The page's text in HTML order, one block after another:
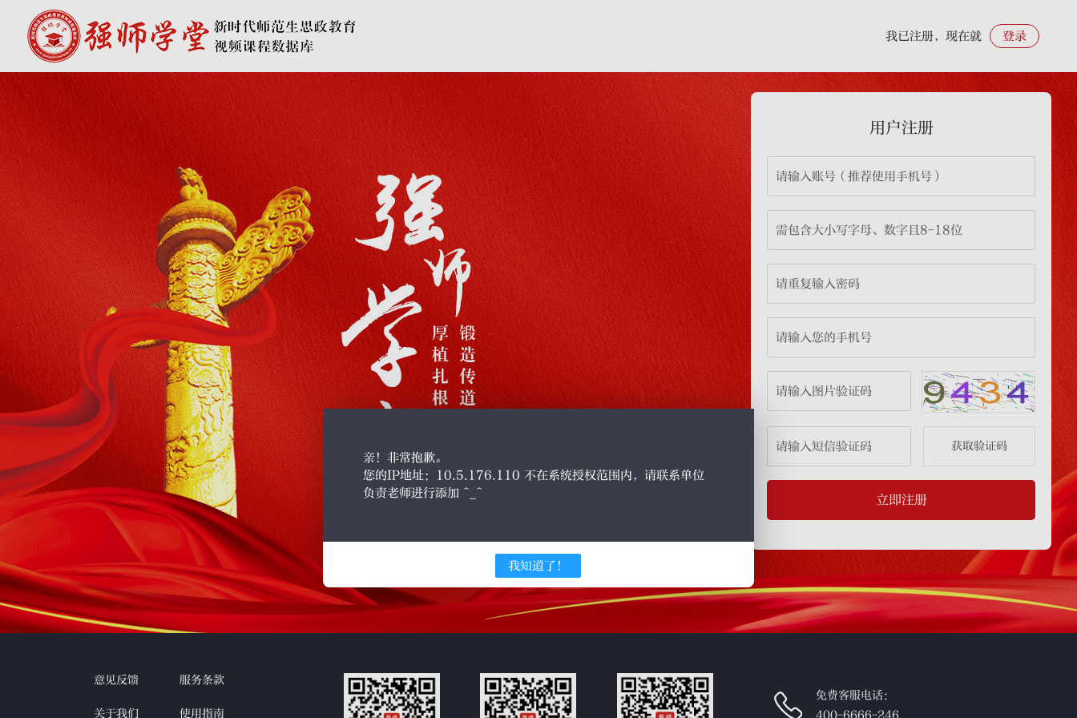
我已注册，现在就 登录
用户注册
获取验证码
立即注册
意见反馈
关于我们
服务条款
使用指南
免费客服电话：
400-6666-246
亲！非常抱歉。
您的IP地址：10.5.176.110 不在系统授权范围内，请联系单位
负责老师进行添加 ^_^
我知道了！